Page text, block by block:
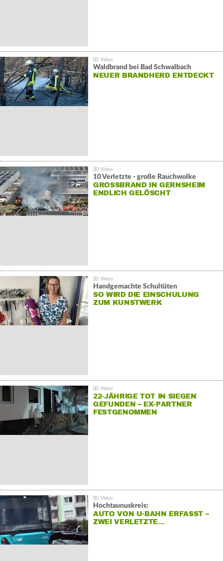
Waldbrand bei Bad Schwalbach
NEUER BRANDHERD ENTDECKT
10 Verletzte - große Rauchwolke
GROSSBRAND IN GERNSHEIM E
NDLICH GELÖSCHT
Handgemachte Schultüten
SO WIRD DIE EINSCHULUNG
ZUM KUNSTWERK
22-JÄHRIGE TOT IN SIEGEN
GEFUNDEN – EX-PARTNER
FESTGENOMMEN
Hochtaunuskreis:
AUTO VON U-BAHN ERFASST –
ZWEI VERLETZTE…